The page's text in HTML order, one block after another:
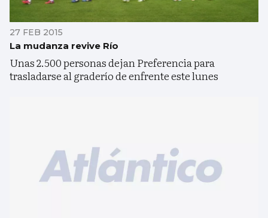
27 FEB 2015
La mudanza revive Río
Unas 2.500 personas dejan Preferencia para
trasladarse al graderío de enfrente este lunes